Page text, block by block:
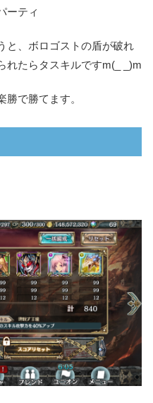
ーティ
と、ボロゴストの盾が破れ
れたらタスキルですm(_ _)m
で勝てます。